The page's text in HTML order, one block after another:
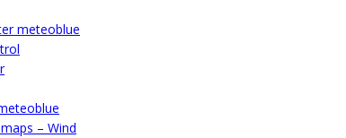
meteoblue
– Wind